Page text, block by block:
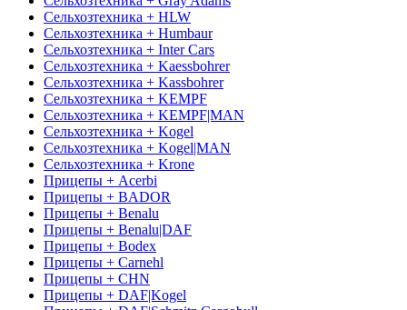
Сельхозтехника + HLW
Сельхозтехника + Humbaur
Сельхозтехника + Inter Cars
Сельхозтехника + Kaessbohrer
Сельхозтехника + Kassbohrer
Сельхозтехника + KEMPF
Сельхозтехника + KEMPF|MAN
Сельхозтехника + Kogel
Сельхозтехника + Kogel|MAN
Сельхозтехника + Krone
Прицепы + Acerbi
Прицепы + BADOR
Прицепы + Benalu
Прицепы + Benalu|DAF
Прицепы + Bodex
Прицепы + Carnehl
Прицепы + CHN
Прицепы + DAF|Kogel